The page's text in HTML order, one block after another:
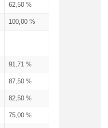
62,50 %
100,00 %
91,71 %
87,50 %
82,50 %
75,00 %